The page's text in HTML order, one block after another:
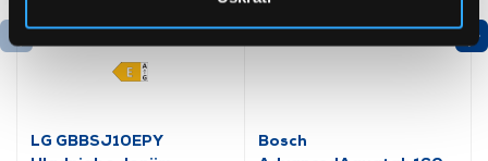
LG GBBSJ10EPY
Bosch